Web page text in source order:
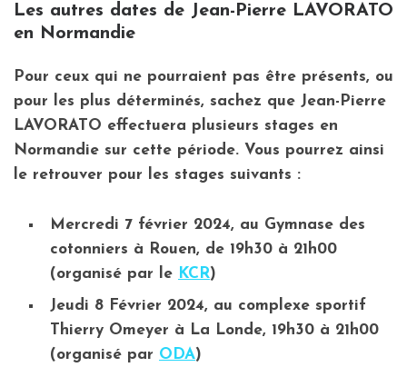
Les autres dates de Jean-Pierre LAVORATO
en Normandie
Pour ceux qui ne pourraient pas être présents, ou
pour les plus déterminés, sachez que Jean-Pierre
LAVORATO effectuera plusieurs stages en
Normandie sur cette période. Vous pourrez ainsi
le retrouver pour les stages suivants :
Mercredi 7 février 2024, au Gymnase des
cotonniers à Rouen, de 19h30 à 21h00
(organisé par le KCR)
Jeudi 8 Février 2024, au complexe sportif
Thierry Omeyer à La Londe, 19h30 à 21h00
(organisé par ODA)